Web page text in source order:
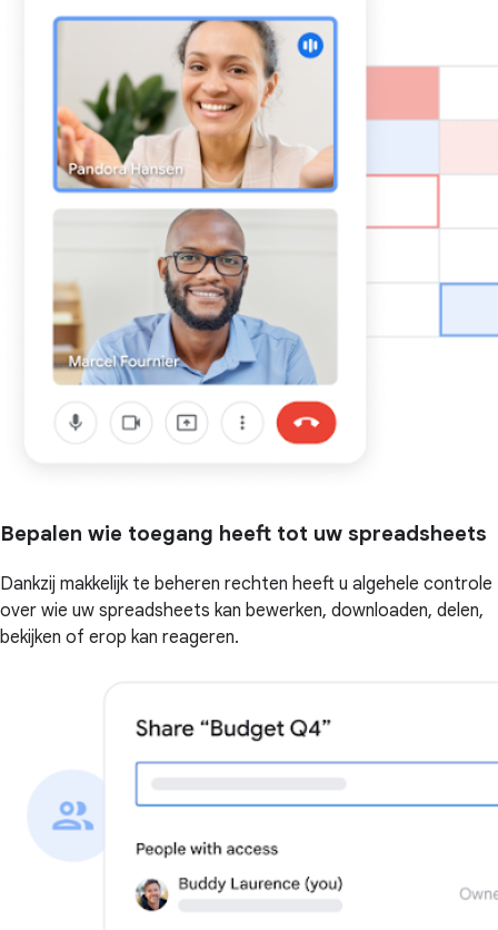
Bepalen wie toegang heeft tot uw spreadsheets
Dankzij makkelijk te beheren rechten heeft u algehele controle
over wie uw spreadsheets kan bewerken, downloaden, delen,
bekijken of erop kan reageren.